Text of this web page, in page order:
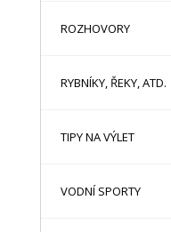
ROZHOVORY
RYBNÍKY, ŘEKY, ATD.
TIPY NA VÝLET
VODNÍ SPORTY